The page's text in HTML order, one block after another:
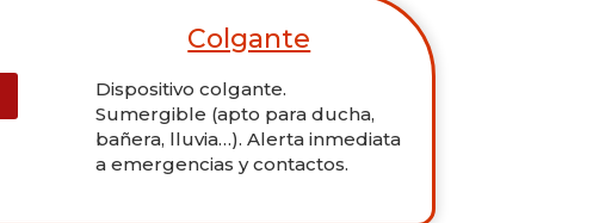
Colgante
Dispositivo colgante.
Sumergible (apto para ducha,
bañera, lluvia…). Alerta inmediata
a emergencias y contactos.